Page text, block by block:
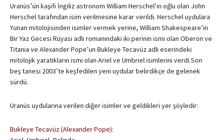
Uranüs’ün kaşifi İngiliz astronom William Herschel’ın oğlu olan John
Herschel tarafından isim verilmesine karar verildi. Herschel uydulara
Yunan mitolojisinden isimler vermek yerine, William Shakespeare’in
Bir Yaz Gecesi Rüyası adlı romanındaki iki perinin ismi olan Oberon ve
Titania ve Alexander Pope’un Bukleye Tecavüz adlı eserindeki
mitolojik yaratıkların ismi olan Ariel ve Umbriel isimlerini verdi.Son
beş tanesi 2003’te keşfedilen yeni uydular belirdikçe de gelenek
sürdü.
Uranüs uydularına verilen diğer isimler ve geldikleri yer şöyledir:
Bukleye Tecavüz (Alexander Pope):